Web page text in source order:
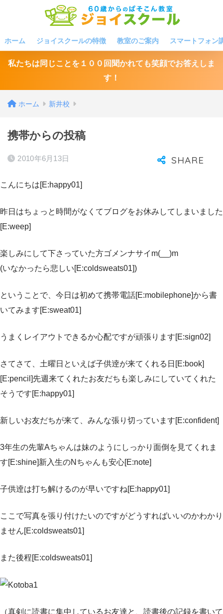
ホーム ジョイスクールの特徴 教室のご案内 スマートフォン
私たちは同じことを１００回聞かれても笑顔でお答えしま
す！
ホーム 新井校
携帯からの投稿
2010年6月13日
こんにちは[E:happy01]
昨日はちょっと時間がなくてブログをお休みしてしまいました
[E:weep]
楽しみにして下さっていた方ゴメンナサイm(__)m
(いなかったら悲しい[E:coldsweats01])
ということで、今日は初めて携帯電話[E:mobilephone]から書
いてみます[E:sweat01]
うまくレイアウトできるか心配ですが頑張ります[E:sign02]
さてさて、土曜日といえば子供逹が来てくれる日[E:book]
[E:pencil]先週来てくれたお友だちも楽しみにしていてくれた
そうです[E:happy01]
新しいお友だちが来て、みんな張り切っています[E:confident]
3年生の先輩Aちゃんは妹のようにしっかり面倒を見てくれま
す[E:shine]新入生のNちゃんも安心[E:note]
子供逹は打ち解けるのが早いですね[E:happy01]
ここで写真を張り付けたいのですがどうすればいいのかわかり
ません[E:coldsweats01]
また後程[E:coldsweats01]
（真剣に読書に集中しているお友達と、読書後の記録を書いて